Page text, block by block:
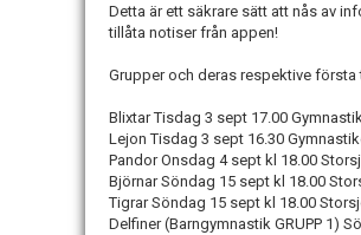
Detta är ett säkrare sätt att nås av
tillåta notiser från appen!
Grupper och deras respektive första
Blixtar Tisdag 3 sept 17.00
Lejon Tisdag 3 sept 16.30
Pandor Onsdag 4 sept kl 18.00
Björnar Söndag 15 sept kl 18.00
Tigrar Söndag 15 sept kl 18.00
Delfiner (Barngymnastik GRUPP 1)